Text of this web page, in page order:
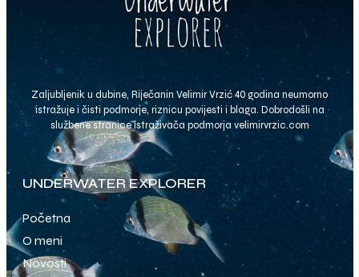
Zaljubljenik u dubine, Riječanin Velimir Vrzić 40 godina neumorno
istražuje i čisti podmorje, riznicu povijesti i blaga. Dobrodošli na
službene stranice istraživača podmorja velimirvrzic.com
UNDERWATER EXPLORER
Početna
O meni
Novosti